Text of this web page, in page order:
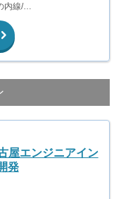
本郷三丁目駅より徒歩2分（東京メトロ丸の内線/都営地下鉄大江戸線）
屋エンジニアイン
発